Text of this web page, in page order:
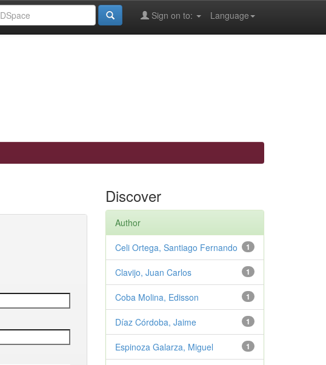
Language
Sign on to:
Discover
Author
1
Celi Ortega, Santiago Fernando
1
Clavijo, Juan Carlos
1
Coba Molina, Edisson
1
Díaz Córdoba, Jaime
1
Espinoza Galarza, Miguel